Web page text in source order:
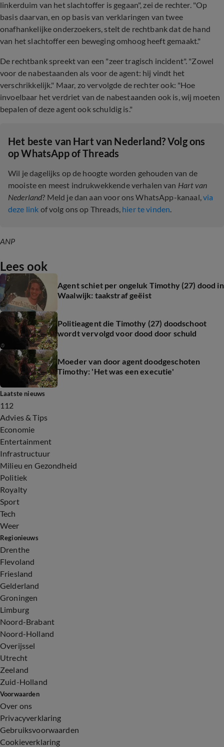
linkerduim van het slachtoffer is gegaan", zei de rechter. "Op
basis daarvan, en op basis van verklaringen van twee
onafhankelijke onderzoekers, stelt de rechtbank dat de hand
van het slachtoffer een beweging omhoog heeft gemaakt."
De rechtbank spreekt van een "zeer tragisch incident". "Zowel
voor de nabestaanden als voor de agent: hij vindt het
verschrikkelijk." Maar, zo vervolgde de rechter ook: "Hoe
invoelbaar het verdriet van de nabestaanden ook is, wij moeten
bepalen of deze agent ook schuldig is."
Het beste van Hart van Nederland? Volg ons
op WhatsApp of Threads
Wil je dagelijks op de hoogte worden gehouden van de
mooiste en meest indrukwekkende verhalen van Hart van
Nederland? Meld je dan aan voor ons WhatsApp-kanaal,via
deze link of volg ons op Threads, hier te vinden.
ANP
Lees ook
Agent schiet per ongeluk Timothy (27) dood in
Waalwijk: taakstraf geëist
Politieagent die Timothy (27) doodschoot
wordt vervolgd voor dood door schuld
Moeder van door agent doodgeschoten
Timothy: 'Het was een executie'
Laatste nieuws
112
Advies & Tips
Economie
Entertainment
Infrastructuur
Milieu en Gezondheid
Politiek
Royalty
Sport
Tech
Weer
Regionieuws
Drenthe
Flevoland
Friesland
Gelderland
Groningen
Limburg
Noord-Brabant
Noord-Holland
Overijssel
Utrecht
Zeeland
Zuid-Holland
Voorwaarden
Over ons
Privacyverklaring
Gebruiksvoorwaarden
Cookieverklaring